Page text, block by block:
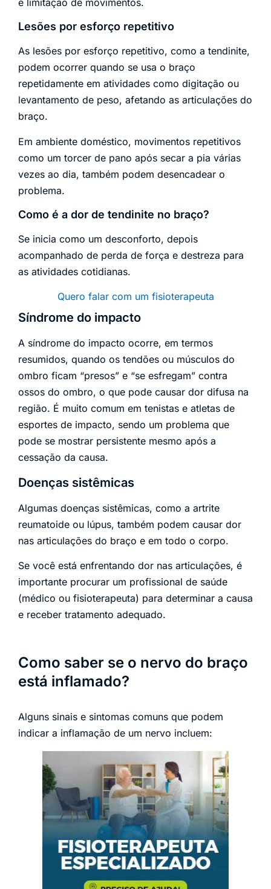
Lesões por esforço repetitivo
As lesões por esforço repetitivo, como a tendinite,
podem ocorrer quando se usa o braço
repetidamente em atividades como digitação ou
levantamento de peso, afetando as articulações do
braço.
Em ambiente doméstico, movimentos repetitivos
como um torcer de pano após secar a pia várias
vezes ao dia, também podem desencadear o
problema.
Como é a dor de tendinite no braço?
Se inicia como um desconforto, depois
acompanhado de perda de força e destreza para
as atividades cotidianas.
Quero falar com um fisioterapeuta
Síndrome do impacto
A síndrome do impacto ocorre, em termos
resumidos, quando os tendões ou músculos do
ombro ficam “presos” e “se esfregam” contra
ossos do ombro, o que pode causar dor difusa na
região. É muito comum em tenistas e atletas de
esportes de impacto, sendo um problema que
pode se mostrar persistente mesmo após a
cessação da causa.
Doenças sistêmicas
Algumas doenças sistêmicas, como a artrite
reumatoide ou lúpus, também podem causar dor
nas articulações do braço e em todo o corpo.
Se você está enfrentando dor nas articulações, é
importante procurar um profissional de saúde
(médico ou fisioterapeuta) para determinar a causa
e receber tratamento adequado.
Como saber se o nervo do braço
está inflamado?
Alguns sinais e sintomas comuns que podem
indicar a inflamação de um nervo incluem: